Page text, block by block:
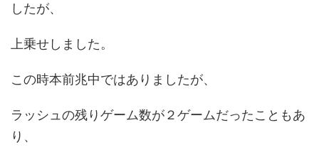
したが、
上乗せしました。
この時本前兆中ではありましたが、
ラッシュの残りゲーム数が２ゲームだったこともあ
り、